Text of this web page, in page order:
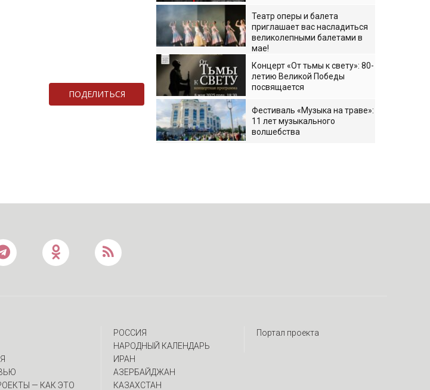
ПОДЕЛИТЬСЯ
Театр оперы и балета
приглашает вас насладиться
великолепными балетами в
мае!
Концерт «От тьмы к свету»: 80-
летию Великой Победы
посвящается
Фестиваль «Музыка на траве»:
11 лет музыкального
волшебства
— КАК ЭТО
РОССИЯ
НАРОДНЫЙ КАЛЕНДАРЬ
ИРАН
АЗЕРБАЙДЖАН
КАЗАХСТАН
Портал проекта